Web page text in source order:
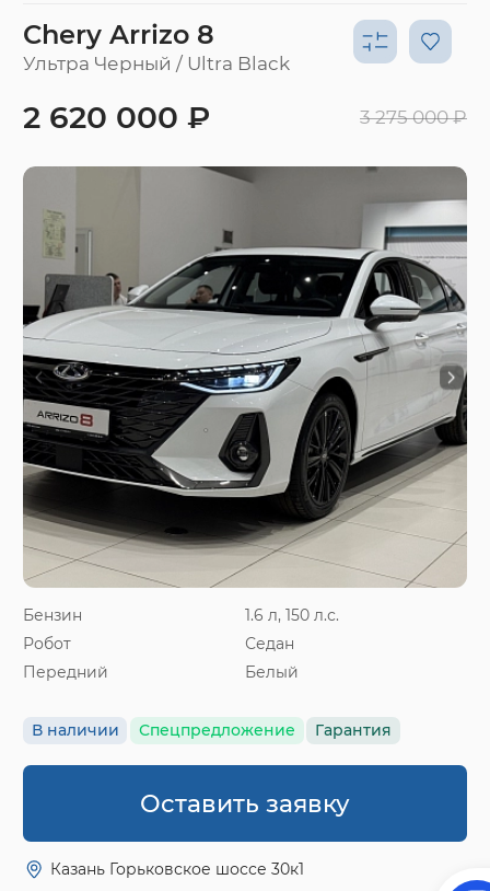
Chery Arrizo 8
Ультра Черный / Ultra Black
Бензин
1.6 л, 150 л.с.
Робот
Седан
Передний
Белый
В наличии Спецпредложение Гарантия
2 620 000 ₽ 3 275 000 ₽
Оставить заявку
Казань Горьковское шоссе 30к1